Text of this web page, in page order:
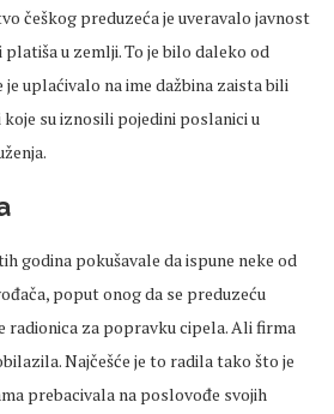
češkog preduzeća je uveravalo javnost
platiša u zemlji. To je bilo daleko od
je uplaćivalo na ime dažbina zaista bili
su iznosili pojedini poslanici u
godina pokušavale da ispune neke od
poput onog da se preduzeću
radionica za popravku cipela. Ali firma
Najčešće je to radila tako što je
prebacivala na poslovođe svojih